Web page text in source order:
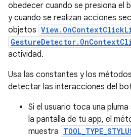
obedecer cuando se presiona el
y cuando se realizan acciones
objetos
actividad.
Usa las constantes y los métodos
detectar las interacciones del
Si el usuario toca una
la pantalla de tu app, el
muestra